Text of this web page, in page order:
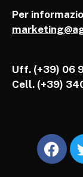
Per
Uff. (+39) 06
Cell. (+39)